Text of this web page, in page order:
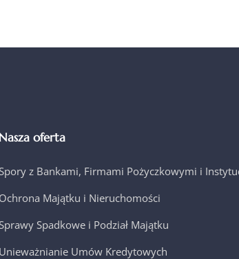
Nasza oferta
z Bankami, Firmami Pożyczkowymi i
Ochrona Majątku i Nieruchomości
Spadkowe i Podział Majątku
Unieważnianie Umów Kredytowych